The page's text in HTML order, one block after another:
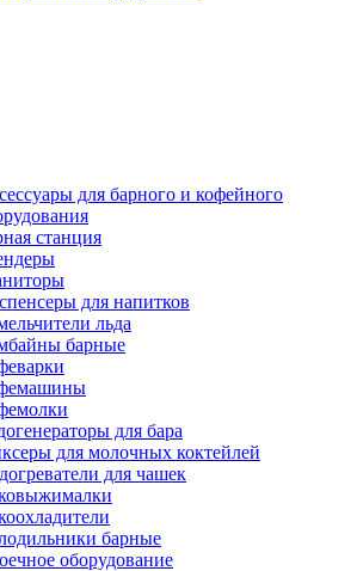
для барного и кофейного
станция
для напитков
льда
барные
для бара
для молочных коктейлей
для чашек
барные
оборудование